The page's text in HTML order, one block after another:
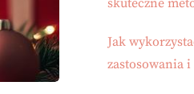
skuteczne
Jak
zastosowania